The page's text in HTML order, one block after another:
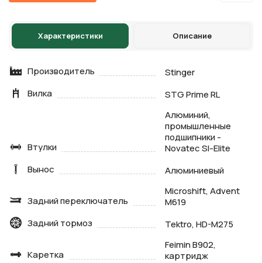
Характеристики Описание
Производитель
Stinger
Вилка
STG Prime RL
Втулки
Алюминий,
промышленные
подшипники -
Novatec Sl-Elite
Вынос
Алюминиевый
Задний переключатель
Microshift, Advent
M619
Задний тормоз
Tektro, HD-M275
Каретка
Feimin B902,
картридж